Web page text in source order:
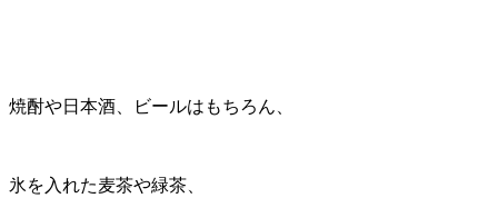
焼酎や日本酒、ビールはもちろん、
氷を入れた麦茶や緑茶、